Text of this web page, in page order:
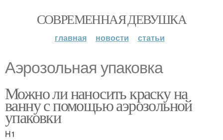
СОВРЕМЕННАЯ ДЕВУШКА
главная новости статьи
Аэрозольная упаковка
Можно ли наносить краску на
ванну с помощью аэрозольной
упаковки
H1